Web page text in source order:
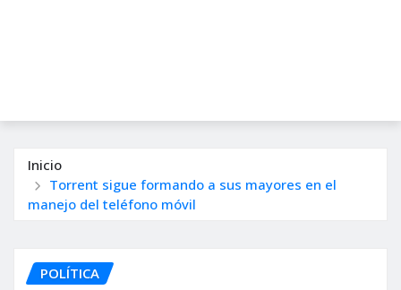
Inicio
Torrent sigue formando a sus mayores en el
manejo del teléfono móvil
POLÍTICA